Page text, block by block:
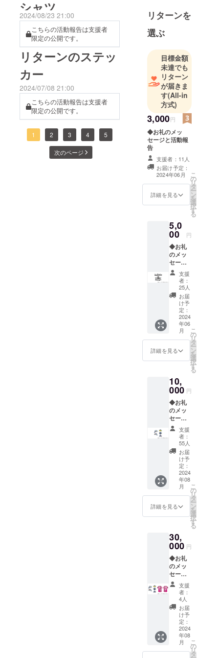
シャツ
2024/08/23 21:00
こちらの活動報告は支援者
限定の公開です。
リターンのステッ
カー
2024/07/08 21:00
こちらの活動報告は支援者
限定の公開です。
1 2 3 4 5
次のページ
リターンを
選ぶ
目標金額
未達でも
リターン
が届きま
す(All-in
方式)
3,000円
◆お礼のメッ
セージと活動報
告
支援者：11人
お届け予定：
2024年06月
詳細を見る
こ
の
リ
タ
ー
ン
を
選
択
す
る
5,0
00 円
◆お礼
のメッ
セージ
と活動
報告
◆My
NOTO
forward
and
SMILE
ステッ
カー（1
枚） ・
サイ
ズ：
x
100mm
※画像は
イメー
ジで
す。デ
ザイン
が決ま
りまし
たら、
プロ
ジェク
トペー
ジ「活
動報
告」に
てお知
お、支
援画面
にて、
支援金
額の上
乗せが
可能で
す。 そ
の際、
ステッ
カーの
枚数に
ついて
は、
5,000円
ごとに1
支援
者：
25人
お届
け予
定：
2024
年06
月
詳細を見る
こ
の
リ
タ
ー
ン
を
選
択
す
る
10,
000 円
◆お礼
のメッ
セージ
と活動
報告 ◆
レー
サー
キャッ
プ（1
枚） ・
サイズ
：フ
リーサ
イズ ※
画像は
イメー
す。デ
ザイン
が決ま
りまし
たら、
プロ
ジェク
トペー
ジ「活
動報
告」に
てお知
らせい
たしま
す。 な
お、支
支援
者：
55人
お届
け予
定：
2024
年08
月
詳細を見る
こ
の
リ
タ
ー
ン
を
選
択
す
る
30,
000 円
◆お礼
のメッ
セージ
と活動
報告 ◆
レー
サー
キャッ
プとＴ
シャツ
（各1
枚） ・
レー
支援
者：
4人
お届
け予
定：
2024
年08
月
こ
の
リ
タ